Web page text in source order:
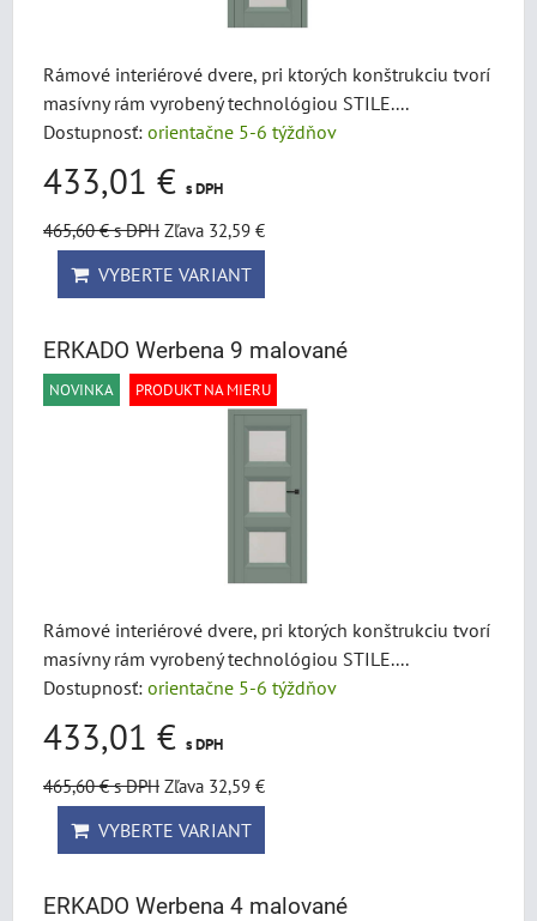
Rámové interiérové dvere, pri ktorých konštrukciu tvorí
masívny rám vyrobený technológiou STILE....
Dostupnosť: orientačne 5-6 týždňov
433,01 € s DPH
465,60 €s DPH Zľava 32,59 €
VYBERTE VARIANT
ERKADO Werbena 9 malované
NOVINKA PRODUKT NA MIERU
Rámové interiérové dvere, pri ktorých konštrukciu tvorí
masívny rám vyrobený technológiou STILE....
Dostupnosť: orientačne 5-6 týždňov
433,01 € s DPH
465,60 €s DPH Zľava 32,59 €
VYBERTE VARIANT
ERKADO Werbena 4 malované